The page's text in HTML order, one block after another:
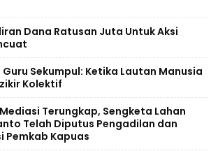
Dana Ratusan Juta Untuk Aksi
Guru Sekumpul: Ketika Lautan Manusia
Kolektif
Terungkap, Sengketa Lahan
Telah Diputus Pengadilan dan
Pemkab Kapuas